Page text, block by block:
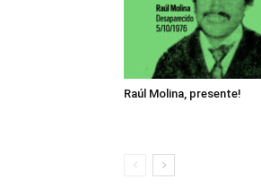
Raúl Molina, presente!